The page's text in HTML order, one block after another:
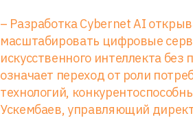
– Разработка Cybernet AI
масштабировать цифровые
искусственного интеллекта
означает переход от роли
технологий,
Ускембаев, управляющий